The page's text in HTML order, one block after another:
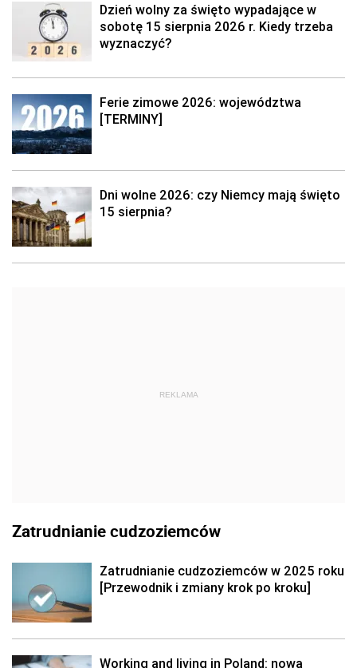
Dzień wolny za święto wypadające w
sobotę 15 sierpnia 2026 r. Kiedy trzeba
wyznaczyć?
Ferie zimowe 2026: województwa
[TERMINY]
Dni wolne 2026: czy Niemcy mają święto
15 sierpnia?
REKLAMA
Zatrudnianie cudzoziemców
Zatrudnianie cudzoziemców w 2025 roku
[Przewodnik i zmiany krok po kroku]
Working and living in Poland: nowa